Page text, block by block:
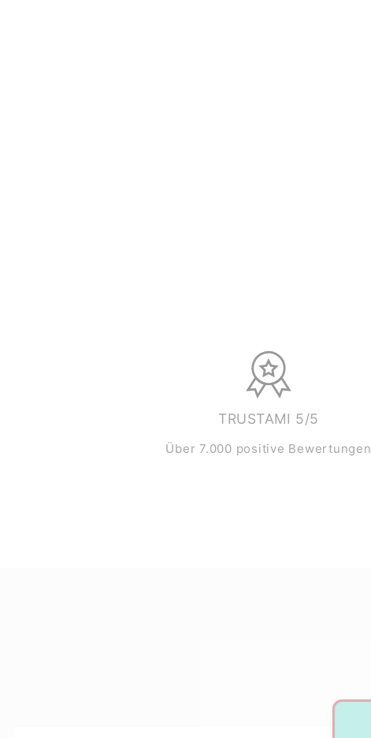
TRUSTAMI 5/5
Über 7.000 positive Bewertungen